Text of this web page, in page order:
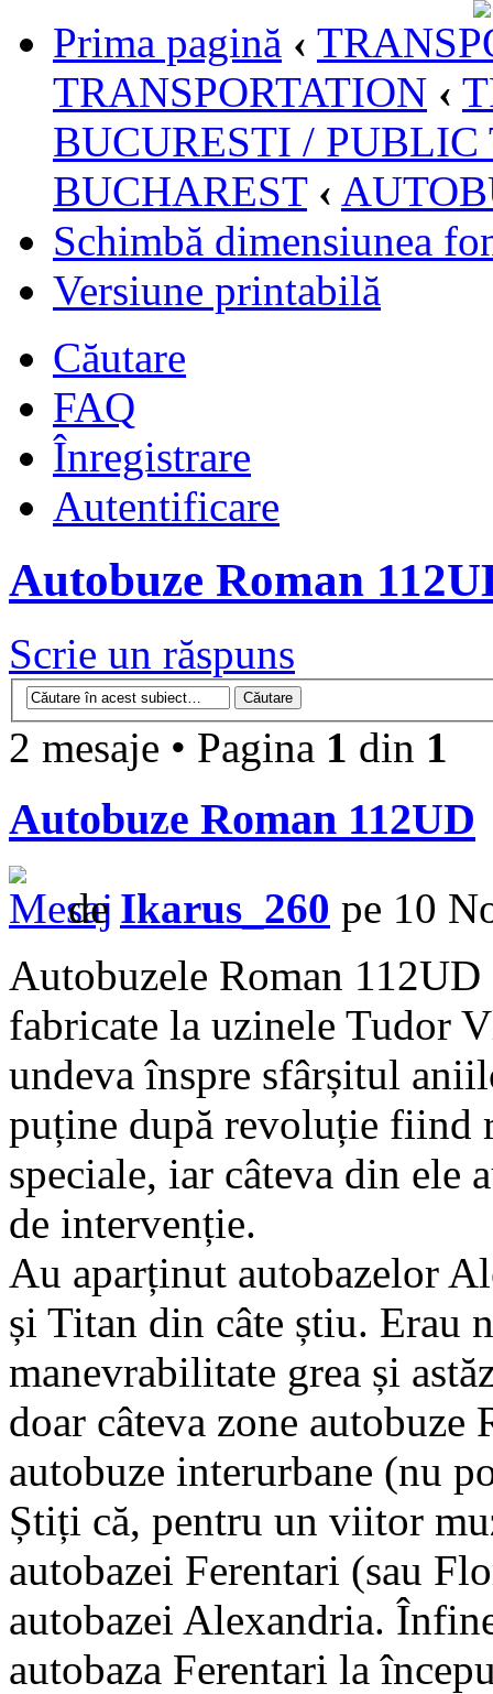
Prima pagină ‹
TRANSPORTATION ‹
BUCURESTI /
BUCHAREST ‹
Schimbă dimensiunea
Versiune printabilă
Căutare
FAQ
Înregistrare
Autentificare
Autobuze Roman
Scrie un răspuns
2 mesaje • Pagina 1 din 1
Autobuze Roman 112UD
de Ikarus_260 pe 10
Autobuzele Roman
fabricate la uzinele Tudor
undeva înspre sfârșitul
puține după revoluție fiind
speciale, iar câteva din ele
de intervenție.
Au aparținut autobazelor
și Titan din câte știu. Erau
manevrabilitate grea și
doar câteva zone
autobuze interurbane (nu
Știți că, pentru un viitor
autobazei Ferentari (sau
autobazei Alexandria.
autobaza Ferentari la